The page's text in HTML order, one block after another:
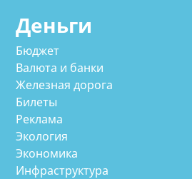
Деньги
Бюджет
Валюта и банки
Железная дорога
Билеты
Реклама
Экология
Экономика
Инфраструктура